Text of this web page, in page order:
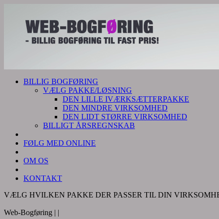
BILLIG BOGFØRING
VÆLG PAKKE/LØSNING
DEN LILLE IVÆRKSÆTTERPAKKE
DEN MINDRE VIRKSOMHED
DEN LIDT STØRRE VIRKSOMHED
BILLIGT ÅRSREGNSKAB
FØLG MED ONLINE
OM OS
KONTAKT
VÆLG HVILKEN PAKKE DER PASSER TIL DIN
Web-Bogføring | |